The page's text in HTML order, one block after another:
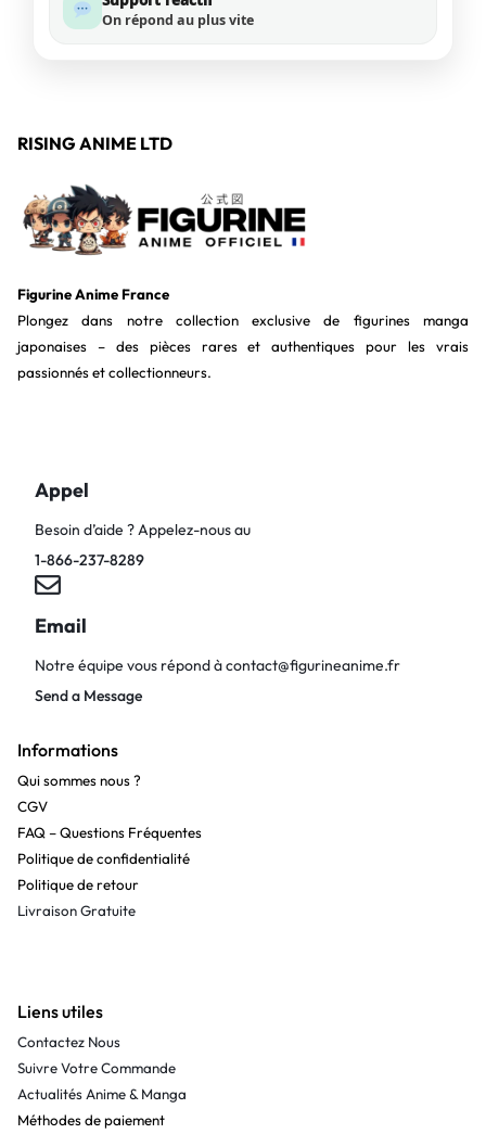
On répond au plus vite
RISING ANIME LTD
Figurine Anime France
Plongez dans notre collection exclusive de figurines manga
japonaises – des pièces rares et authentiques pour les vrais
passionnés et collectionneurs.
Appel
Besoin d’aide ? Appelez-nous au
1-866-237-8289
Email
Notre équipe vous répond àcontact@figurineanime.fr
Send a Message
Informations
Qui sommes nous ?
CGV
FAQ – Questions Fréquentes
Politique de confidentialité
Politique de retour
Livraison Gratuite
Liens utiles
Contactez Nous
Suivre Votre Commande
Actualités Anime & Manga
Méthodes de paiement